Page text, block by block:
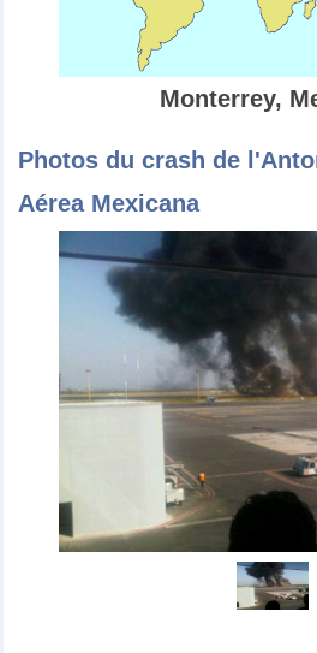
Monterrey,
Photos du crash de
Aérea Mexicana